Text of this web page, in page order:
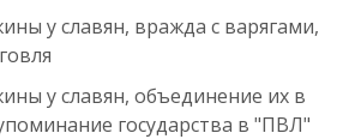
у славян, вражда с варягами,
у славян, объединение их в
государства в "ПВЛ"